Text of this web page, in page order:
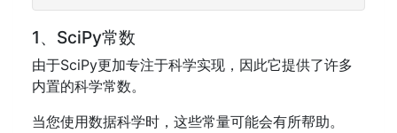
1、SciPy常数
由于SciPy更加专注于科学实现，因此它提供了许多
内置的科学常数。
当您使用数据科学时，这些常量可能会有所帮助。